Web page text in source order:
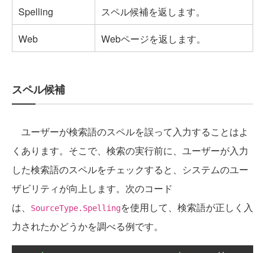
Spelling
スペル候補を返します。
Web
Webページを返します。
スペル候補
ユーザーが検索語のスペルを誤って入力することはよ
くあります。そこで、検索の実行前に、ユーザーが入力
した検索語のスペルをチェックすると、システムのユー
ザビリティが向上します。次のコード
は、
SourceType.Spellingを使用して、検索語が正しく入
力されたかどうかを調べる例です。